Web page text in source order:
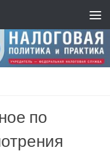
по